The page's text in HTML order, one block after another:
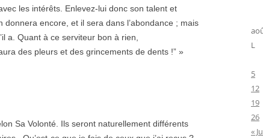
les intérêts. Enlevez-lui donc son talent et
encore, et il sera dans l’abondance ; mais
a. Quant à ce serviteur bon à rien,
des pleurs et des grincements de dents !” »
Sa Volonté. Ils seront naturellement différents
L
5
12
19
26
«